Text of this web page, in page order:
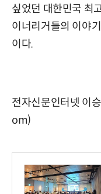
싶었던 대한민국 최
이너리거들의 이야
이다.
전자신문인터넷 이
om)